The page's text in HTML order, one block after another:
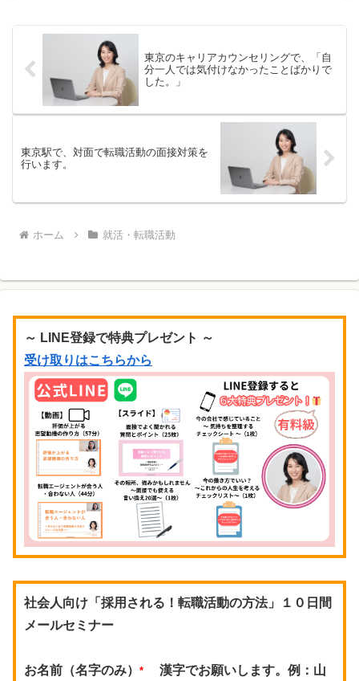
東京のキャリアカウンセリングで、「自
分一人では気付けなかったことばかりで
した。」
東京駅で、対面で転職活動の面接対策を
行います。
ホーム 就活・転職活動
～ LINE登録で特典プレゼント ～
受け取りはこちらから
社会人向け「採用される！転職活動の方法」１０日間
メールセミナー
お名前（名字のみ） *
漢字でお願いします。例：山